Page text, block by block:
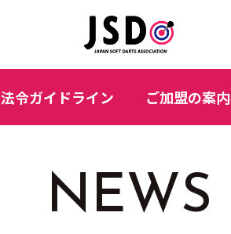
法令ガイドライン ご加盟の案内
NEWS